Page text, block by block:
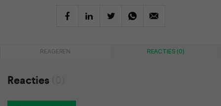
REAGEREN REACTIES (0)
Reacties